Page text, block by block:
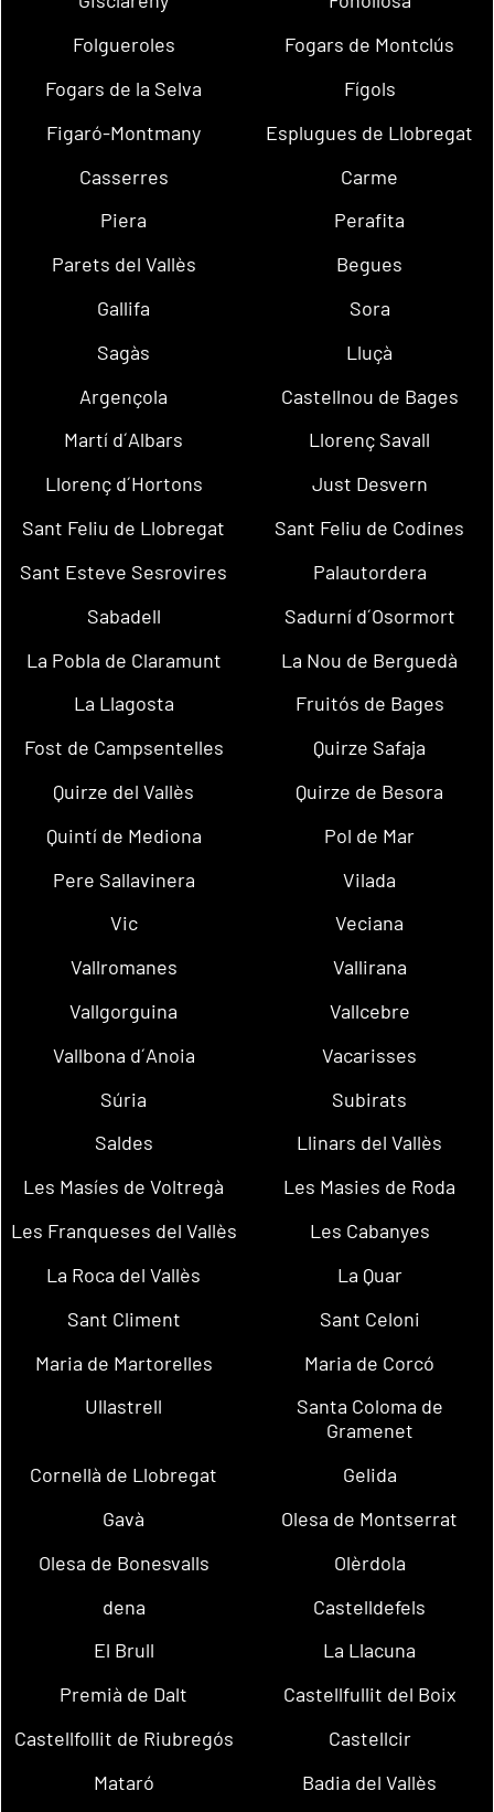
Folgueroles
Fogars de Montclús
Fogars de la Selva
Fígols
Figaró-Montmany
Esplugues de Llobregat
Casserres
Carme
Piera
Perafita
Parets del Vallès
Begues
Gallifa
Sora
Sagàs
Lluçà
Argençola
Castellnou de Bages
Martí d´Albars
Llorenç Savall
Llorenç d´Hortons
Just Desvern
Sant Feliu de Llobregat
Sant Feliu de Codines
Sant Esteve Sesrovires
Palautordera
Sabadell
Sadurní d´Osormort
La Pobla de Claramunt
La Nou de Berguedà
La Llagosta
Fruitós de Bages
Fost de Campsentelles
Quirze Safaja
Quirze del Vallès
Quirze de Besora
Quintí de Mediona
Pol de Mar
Pere Sallavinera
Vilada
Vic
Veciana
Vallromanes
Vallirana
Vallgorguina
Vallcebre
Vallbona d´Anoia
Vacarisses
Súria
Subirats
Saldes
Llinars del Vallès
Les Masíes de Voltregà
Les Masies de Roda
Les Franqueses del Vallès
Les Cabanyes
La Roca del Vallès
La Quar
Sant Climent
Sant Celoni
Maria de Martorelles
Maria de Corcó
Ullastrell
Santa Coloma de
Gramenet
Cornellà de Llobregat
Gelida
Gavà
Olesa de Montserrat
Olesa de Bonesvalls
Olèrdola
dena
Castelldefels
El Brull
La Llacuna
Premià de Dalt
Castellfullit del Boix
Castellfollit de Riubregós
Castellcir
Mataró
Badia del Vallès